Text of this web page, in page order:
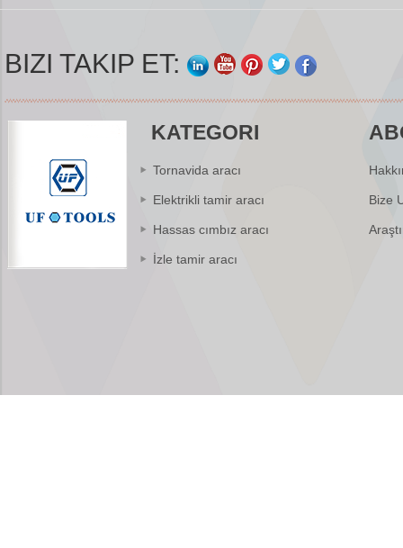
BIZI TAKIP ET:
KATEGORI
Tornavida aracı
Elektrikli tamir aracı
Hassas cımbız aracı
İzle tamir aracı
Bize